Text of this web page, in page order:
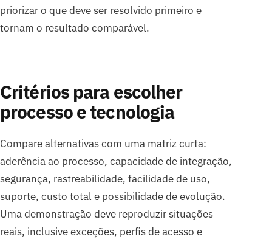
priorizar o que deve ser resolvido primeiro e
tornam o resultado comparável.
Critérios para escolher
processo e tecnologia
Compare alternativas com uma matriz curta:
aderência ao processo, capacidade de integração,
segurança, rastreabilidade, facilidade de uso,
suporte, custo total e possibilidade de evolução.
Uma demonstração deve reproduzir situações
reais, inclusive exceções, perfis de acesso e